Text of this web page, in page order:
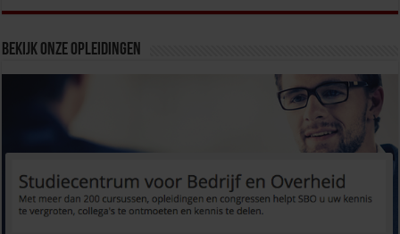
Bekijk onze opleidingen